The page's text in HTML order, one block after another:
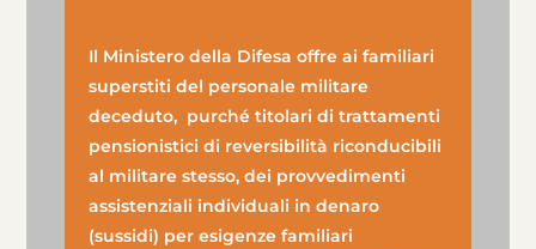
Il Ministero della Difesa offre ai familiari
superstiti del personale militare
deceduto, purché titolari di trattamenti
pensionistici di reversibilità riconducibili
al militare stesso, dei provvedimenti
assistenziali individuali in denaro
(sussidi) per esigenze familiari